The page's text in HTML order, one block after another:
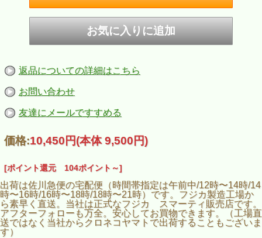
返品についての詳細はこちら
お問い合わせ
友達にメールですすめる
価格:10,450円(本体 9,500円)
[ポイント還元 104ポイント～]
出荷は佐川急便の宅配便（時間帯指定は午前中/12時〜14時/14
時〜16時/16時〜18時/18時〜21時）です。フジカ製造工場か
ら素早く直送。当社は正式なフジカ スマーティ販売店です。
アフターフォローも万全。安心してお買物できます。（工場直
送ではなく当社からクロネコヤマトで出荷することもございま
す）